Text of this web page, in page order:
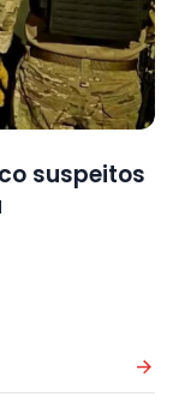
suspeitos